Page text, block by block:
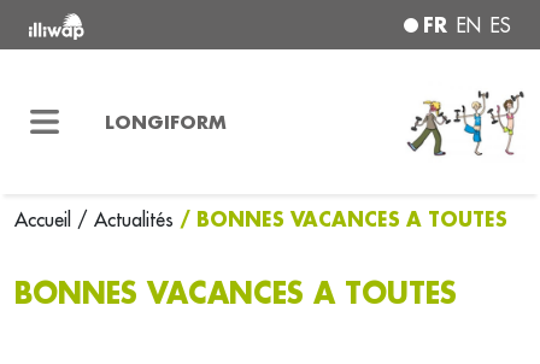
FR EN ES
LONGIFORM
Accueil / Actualités / BONNES VACANCES A TOUTES
BONNES VACANCES A TOUTES